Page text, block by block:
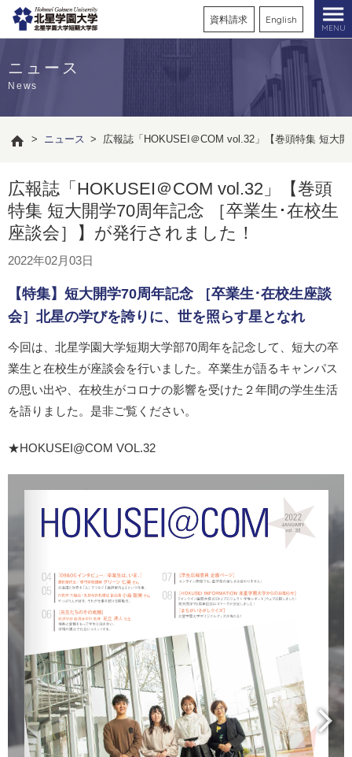
資料請求 English
MENU
ニュース
News
> ニュース > 広報誌「HOKUSEI＠COM vol.32」【巻頭特集 短大
広報誌「HOKUSEI＠COM vol.32」【巻頭
特集 短大開学70周年記念 ［卒業生･在校生
座談会］】が発行されました！
2022年02月03日
【特集】短大開学70周年記念 ［卒業生･在校生座談
会］北星の学びを誇りに、世を照らす星となれ
今回は、北星学園大学短期大学部70周年を記念して、短大の卒
業生と在校生が座談会を行いました。卒業生が語るキャンパス
の思い出や、在校生がコロナの影響を受けた２年間の学生生活
を語りました。是非ご覧ください。
★HOKUSEI@COM VOL.32